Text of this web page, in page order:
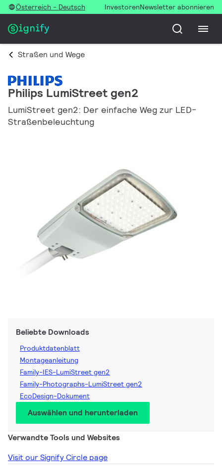
Österreich - Deutsch InvestorenNewsletter abonnieren
Straßen und Wege
Philips LumiStreet gen2
LumiStreet gen2: Der einfache Weg zur LED-
Straßenbeleuchtung
Beliebte Downloads
Produktdatenblatt
Montageanleitung
Family-IES-LumiStreet gen2
Family-Photographs-LumiStreet gen2
EcoDesign-Dokument
Auswählen und herunterladen
Verwandte Tools und Websites
Visit our Signify Circle page